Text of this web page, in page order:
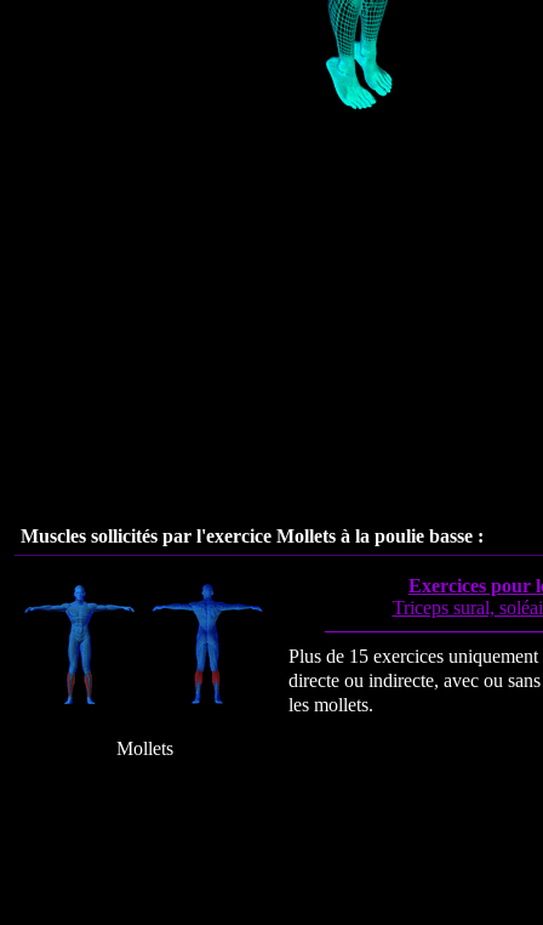
Muscles sollicités par l'exercice Mollets à la poulie basse :
Exercices pour
Triceps sural,
Plus de 15 exercices
directe ou indirecte, avec ou
les mollets.
Mollets